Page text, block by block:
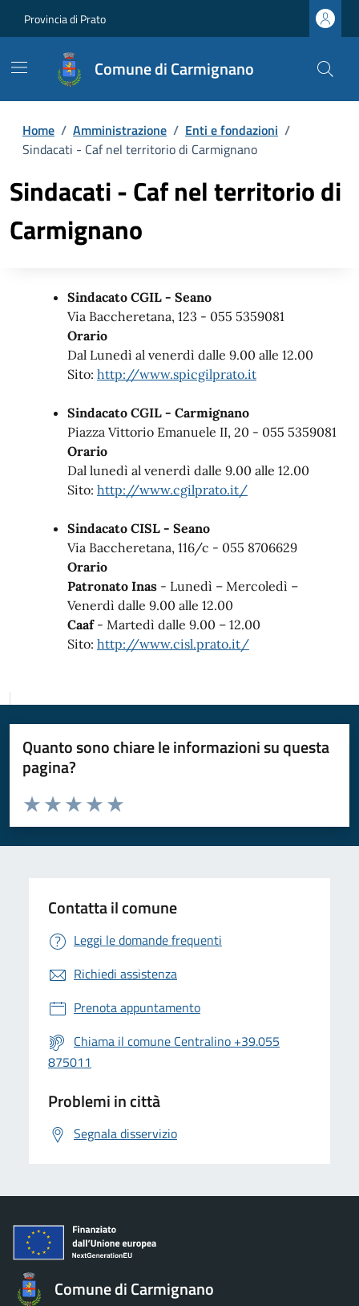
Provincia di Prato
Comune di Carmignano
Home / Amministrazione / Enti e fondazioni /
Sindacati - Caf nel territorio di Carmignano
Sindacati - Caf nel territorio di
Carmignano
Sindacato CGIL - Seano
Via Baccheretana, 123 - 055 5359081
Orario
Dal Lunedì al venerdì dalle 9.00 alle 12.00
Sito: http://www.spicgilprato.it
Sindacato CGIL - Carmignano
Piazza Vittorio Emanuele II, 20 - 055 5359081
Orario
Dal lunedì al venerdì dalle 9.00 alle 12.00
Sito: http://www.cgilprato.it/
Sindacato CISL - Seano
Via Baccheretana, 116/c - 055 8706629
Orario
Patronato Inas - Lunedì – Mercoledì –
Venerdì dalle 9.00 alle 12.00
Caaf- Martedì dalle 9.00 – 12.00
Sito: http://www.cisl.prato.it/
Quanto sono chiare le informazioni su questa
pagina?
Valuta da 1 a 5 stelle la pagina
Valuta 5 stelle su 5
Valuta 4 stelle su 5
Valuta 3 stelle su 5
Valuta 2 stelle su 5
Valuta 1 stelle su 5
Contatta il comune
Leggi le domande frequenti
Richiedi assistenza
Prenota appuntamento
Chiama il comune Centralino +39.055
875011
Problemi in città
Segnala disservizio
Comune di Carmignano